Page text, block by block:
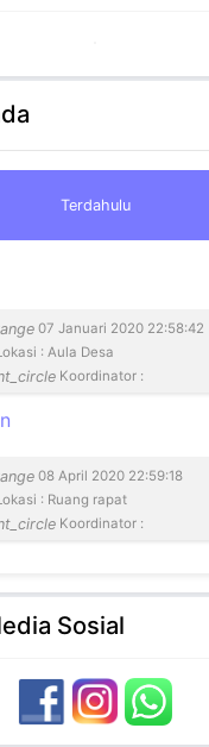
Terdahulu
07 Januari 2020 22:58:42
: Aula Desa
Koordinator :
08 April 2020 22:59:18
: Ruang rapat
Koordinator :
Sosial